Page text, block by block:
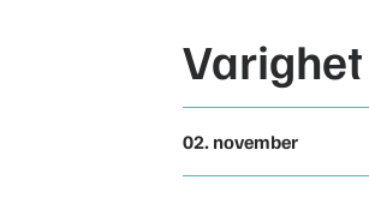
Varighet
02. november